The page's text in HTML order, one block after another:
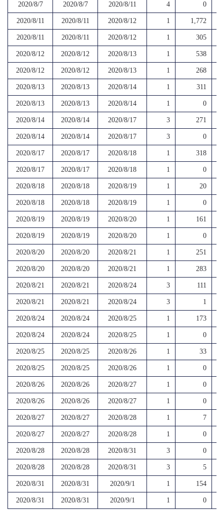
2020/8/7 2020/8/7 2020/8/11 4 0
2020/8/11 2020/8/11 2020/8/12 1 1,772
2020/8/11 2020/8/11 2020/8/12 1 305
2020/8/12 2020/8/12 2020/8/13 1 538
2020/8/12 2020/8/12 2020/8/13 1 268
2020/8/13 2020/8/13 2020/8/14 1 311
2020/8/13 2020/8/13 2020/8/14 1 0
2020/8/14 2020/8/14 2020/8/17 3 271
2020/8/14 2020/8/14 2020/8/17 3 0
2020/8/17 2020/8/17 2020/8/18 1 318
2020/8/17 2020/8/17 2020/8/18 1 0
2020/8/18 2020/8/18 2020/8/19 1 20
2020/8/18 2020/8/18 2020/8/19 1 0
2020/8/19 2020/8/19 2020/8/20 1 161
2020/8/19 2020/8/19 2020/8/20 1 0
2020/8/20 2020/8/20 2020/8/21 1 251
2020/8/20 2020/8/20 2020/8/21 1 283
2020/8/21 2020/8/21 2020/8/24 3 111
2020/8/21 2020/8/21 2020/8/24 3 1
2020/8/24 2020/8/24 2020/8/25 1 173
2020/8/24 2020/8/24 2020/8/25 1 0
2020/8/25 2020/8/25 2020/8/26 1 33
2020/8/25 2020/8/25 2020/8/26 1 0
2020/8/26 2020/8/26 2020/8/27 1 0
2020/8/26 2020/8/26 2020/8/27 1 0
2020/8/27 2020/8/27 2020/8/28 1 7
2020/8/27 2020/8/27 2020/8/28 1 0
2020/8/28 2020/8/28 2020/8/31 3 0
2020/8/28 2020/8/28 2020/8/31 3 5
2020/8/31 2020/8/31 2020/9/1 1 154
2020/8/31 2020/8/31 2020/9/1 1 0